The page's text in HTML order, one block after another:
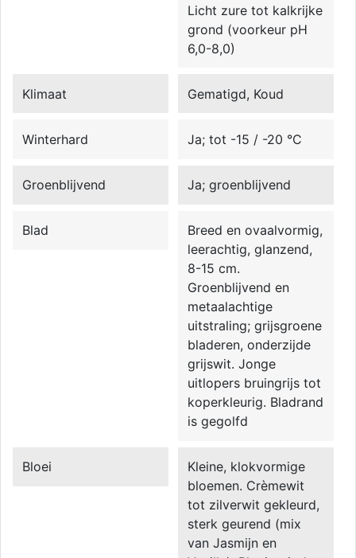
Licht zure tot kalkrijke
grond (voorkeur pH
6,0-8,0)
Klimaat Gematigd, Koud
Winterhard Ja; tot -15 / -20 °C
Groenblijvend Ja; groenblijvend
Blad
Breed en ovaalvormig,
leerachtig, glanzend,
8-15 cm.
Groenblijvend en
metaalachtige
uitstraling; grijsgroene
bladeren, onderzijde
grijswit. Jonge
uitlopers bruingrijs tot
koperkleurig. Bladrand
is gegolfd
Bloei
Kleine, klokvormige
bloemen. Crèmewit
tot zilverwit gekleurd,
sterk geurend (mix
van Jasmijn en